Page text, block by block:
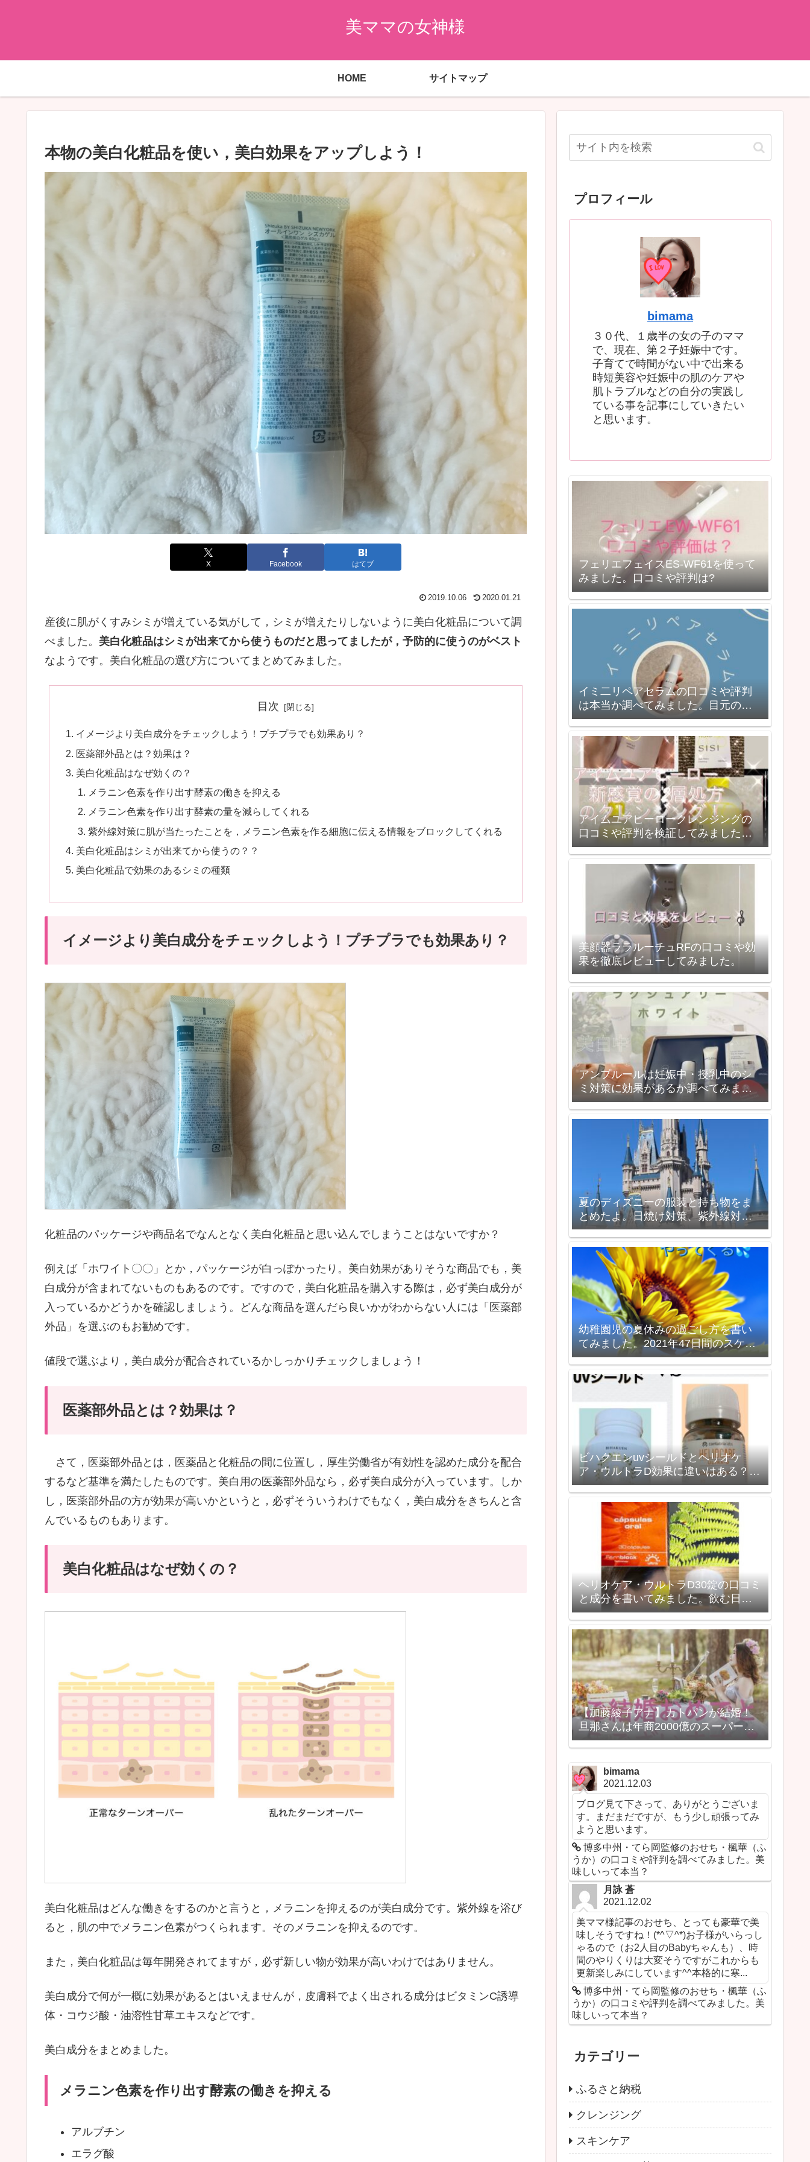
美ママの女神様
HOME サイトマップ
本物の美白化粧品を使い，美白効果をアップしよう！
X Facebook はてブ
2019.10.06 2020.01.21
産後に肌がくすみシミが増えている気がして，シミが増えたりしないように美白化粧品について調
べました。 美白化粧品はシミが出来てから使うものだと思ってましたが，予防的に使うのがベスト
なようです。美白化粧品の選び方についてまとめてみました。
目次
イメージより美白成分をチェックしよう！プチプラでも効果あり？
医薬部外品とは？効果は？
美白化粧品はなぜ効くの？
メラニン色素を作り出す酵素の働きを抑える
メラニン色素を作り出す酵素の量を減らしてくれる
紫外線対策に肌が当たったことを，メラニン色素を作る細胞に伝える情報をブロックしてくれる
美白化粧品はシミが出来てから使うの？？
美白化粧品で効果のあるシミの種類
イメージより美白成分をチェックしよう！プチプラでも効果あり？
化粧品のパッケージや商品名でなんとなく美白化粧品と思い込んでしまうことはないですか？
例えば「ホワイト〇〇」とか，パッケージが白っぽかったり。美白効果がありそうな商品でも，美
白成分が含まれてないものもあるのです。ですので，美白化粧品を購入する際は，必ず美白成分が
入っているかどうかを確認しましょう。どんな商品を選んだら良いかがわからない人には「医薬部
外品」を選ぶのもお勧めです。
値段で選ぶより，美白成分が配合されているかしっかりチェックしましょう！
医薬部外品とは？効果は？
さて，医薬部外品とは，医薬品と化粧品の間に位置し，厚生労働省が有効性を認めた成分を配合
するなど基準を満たしたものです。美白用の医薬部外品なら，必ず美白成分が入っています。しか
し，医薬部外品の方が効果が高いかというと，必ずそういうわけでもなく，美白成分をきちんと含
んでいるものもあります。
美白化粧品はなぜ効くの？
美白化粧品はどんな働きをするのかと言うと，メラニンを抑えるのが美白成分です。紫外線を浴び
ると，肌の中でメラニン色素がつくられます。そのメラニンを抑えるのです。
また，美白化粧品は毎年開発されてますが，必ず新しい物が効果が高いわけではありません。
美白成分で何が一概に効果があるとはいえませんが，皮膚科でよく出される成分はビタミンC誘導
体・コウジ酸・油溶性甘草エキスなどです。
美白成分をまとめました。
メラニン色素を作り出す酵素の働きを抑える
アルブチン
エラグ酸
プロフィール
bimama
３０代、１歳半の女の子のママ
で、現在、第２子妊娠中です。
子育てで時間がない中で出来る
時短美容や妊娠中の肌のケアや
肌トラブルなどの自分の実践し
ている事を記事にしていきたい
と思います。
フェリエフェイスES-WF61を使って
みました。口コミや評判は?
イミ二リペアセラムの口コミや評判
は本当か調べてみました。目元のシ
ワに効果あり？
アイムユアヒーロークレンジングの
口コミや評判を検証してみました。
実際に使ってみた効果は？
美顔器ララルーチュRFの口コミや効
果を徹底レビューしてみました。
アンプルールは妊娠中・授乳中のシ
ミ対策に効果があるか調べてみまし
た。トライアルキットで口コミを検
証してみた
夏のディズニーの服装と持ち物をま
とめたよ。日焼け対策、紫外線対策
も必須です。
幼稚園児の夏休みの過ごし方を書い
てみました。2021年47日間のスケジ
ュールを大公開
ビハクエンuvシールドとヘリオケ
ア・ウルトラD効果に違いはある？成
分を徹底比較！【飲む日焼け止め】
ヘリオケア・ウルトラD30錠の口コミ
と成分を書いてみました。飲む日焼
け止めの効果は？
【加藤綾子アナ】カトパンが結婚！
旦那さんは年商2000億のスーパーロ
ピアの社長？
bimama
2021.12.03
ブログ見て下さって、ありがとうございま
す。まだまだですが、もう少し頑張ってみ
ようと思います。
博多中州・てら岡監修のおせち・楓華（ふ
うか）の口コミや評判を調べてみました。美
味しいって本当？
月詠 蒼
2021.12.02
美ママ様記事のおせち、とっても豪華で美
味しそうですね！(*^▽^*)お子様がいらっし
ゃるので（お2人目のBabyちゃんも）、時
間のやりくりは大変そうですがこれからも
更新楽しみにしています^^本格的に寒...
博多中州・てら岡監修のおせち・楓華（ふ
うか）の口コミや評判を調べてみました。美
味しいって本当？
カテゴリー
ふるさと納税
クレンジング
スキンケア